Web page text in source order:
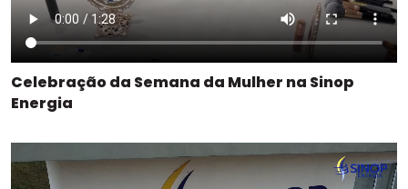
Celebração da Semana da Mulher na Sinop
Energia